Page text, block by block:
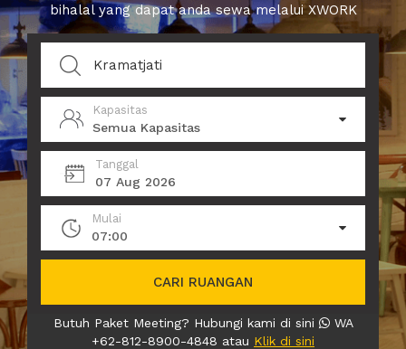
bihalal yang dapat anda sewa melalui XWORK
Kapasitas
Semua Kapasitas
Tanggal
07 Aug 2026
Mulai
07:00
CARI RUANGAN
Butuh Paket Meeting? Hubungi kami di sini
WA
+62-812-8900-4848 atau Klik di sini